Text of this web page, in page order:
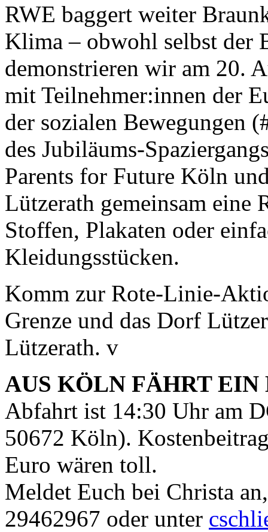
RWE baggert weiter
Klima – obwohl selbst der
demonstrieren wir am 20.
mit Teilnehmer:innen der
der sozialen Bewegungen
des Jubiläums-
Parents for Future Köln
Lützerath gemeinsam eine
Stoffen, Plakaten oder
Kleidungsstücken.
Komm zur Rote-Linie-
Grenze und das Dorf
Lützerath. v
AUS KÖLN FÄHRT EIN
Abfahrt ist 14:30 Uhr am
50672 Köln).
Euro wären toll.
Meldet Euch bei Christa
29462967 oder unter